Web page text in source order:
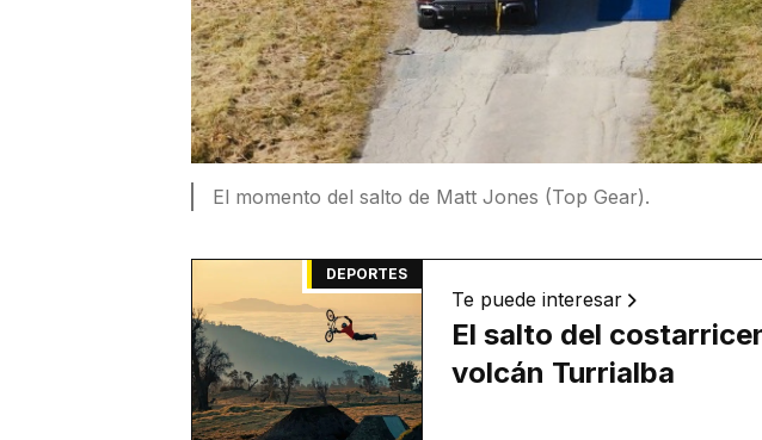
El momento del salto de Matt Jones (Top Gear).
DEPORTES
Te puede interesar
El salto del
volcán Turrialba